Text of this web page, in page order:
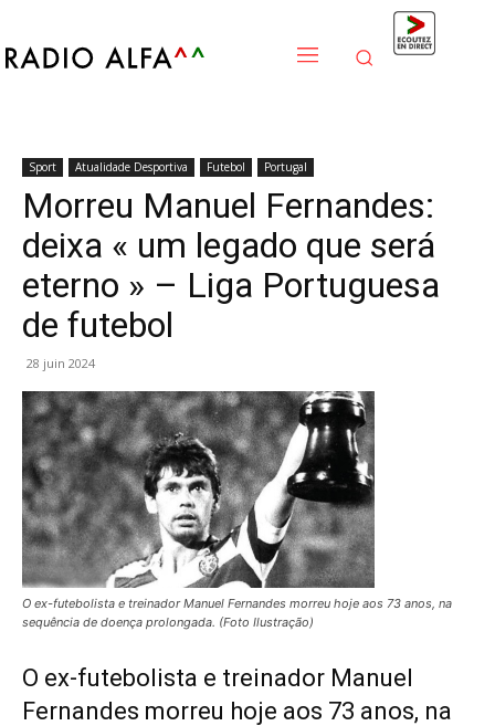
Sport Atualidade Desportiva Futebol Portugal
Morreu Manuel Fernandes:
deixa « um legado que será
eterno » – Liga Portuguesa
de futebol
28 juin 2024
O ex-futebolista e treinador Manuel Fernandes morreu hoje aos 73 anos, na
sequência de doença prolongada. (Foto Ilustração)
O ex-futebolista e treinador Manuel
Fernandes morreu hoje aos 73 anos, na